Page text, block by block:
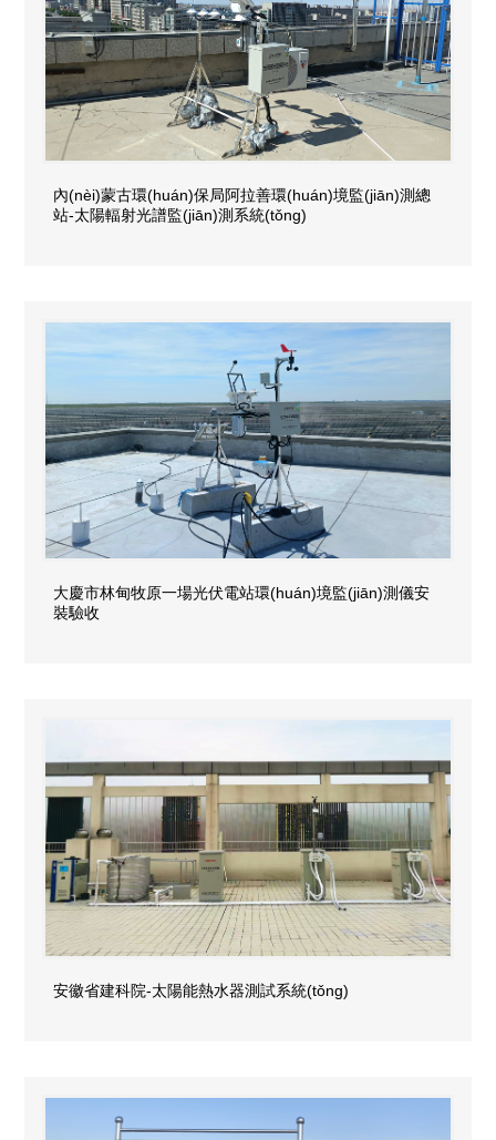
內(nèi)蒙古環(huán)保局阿拉善環(huán)境監(jiān)測總
站-太陽輻射光譜監(jiān)測系統(tǒng)
大慶市林甸牧原一場光伏電站環(huán)境監(jiān)測儀安
裝驗收
安徽省建科院-太陽能熱水器測試系統(tǒng)